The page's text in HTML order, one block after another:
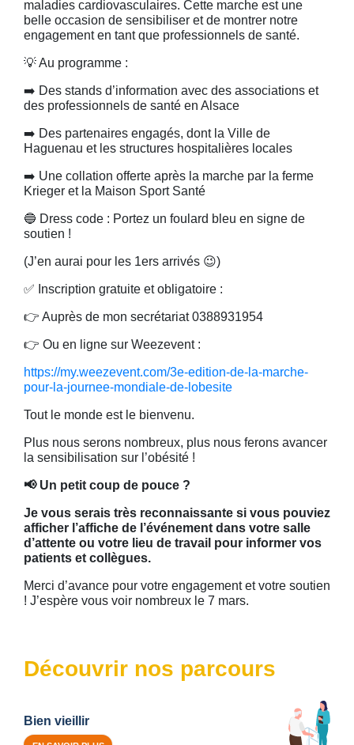
maladies cardiovasculaires. Cette marche est une
belle occasion de sensibiliser et de montrer notre
engagement en tant que professionnels de santé.
💡 Au programme :
➡️ Des stands d’information avec des associations et
des professionnels de santé en Alsace
➡️ Des partenaires engagés, dont la Ville de
Haguenau et les structures hospitalières locales
➡️ Une collation offerte après la marche par la ferme
Krieger et la Maison Sport Santé
🔵 Dress code : Portez un foulard bleu en signe de
soutien !
(J’en aurai pour les 1ers arrivés 😉)
✅ Inscription gratuite et obligatoire :
👉 Auprès de mon secrétariat 0388931954
👉 Ou en ligne sur Weezevent :
https://my.weezevent.com/3e-edition-de-la-marche-
pour-la-journee-mondiale-de-lobesite
Tout le monde est le bienvenu.
Plus nous serons nombreux, plus nous ferons avancer
la sensibilisation sur l’obésité !
📢 Un petit coup de pouce ?
Je vous serais très reconnaissante si vous pouviez
afficher l’affiche de l’événement dans votre salle
d’attente ou votre lieu de travail pour informer vos
patients et collègues.
Merci d’avance pour votre engagement et votre soutien
! J’espère vous voir nombreux le 7 mars.
Découvrir nos parcours
Bien vieillir